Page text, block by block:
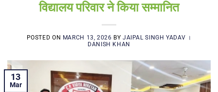
विद्यालय परिवार ने किया सम्मानित
POSTED ON MARCH 13, 2026 BY JAIPAL SINGH YADAV ।
DANISH KHAN
13
Mar